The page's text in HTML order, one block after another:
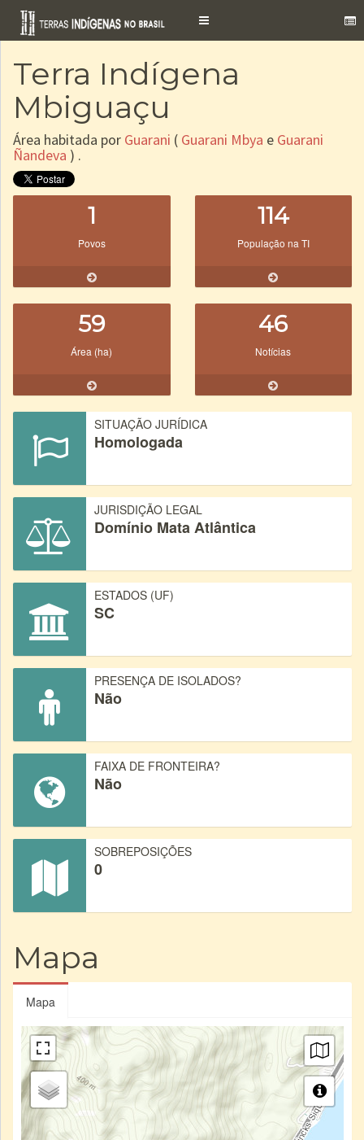
Toggle
Terra Indígena
Mbiguaçu
Área habitada por Guarani ( Guarani Mbya e Guarani
Ñandeva ) .
1
Povos
114
População na TI
59
Área (ha)
46
Notícias
SITUAÇÃO JURÍDICA
Homologada
JURISDIÇÃO LEGAL
Domínio Mata Atlântica
ESTADOS (UF)
SC
PRESENÇA DE ISOLADOS?
Não
FAIXA DE FRONTEIRA?
Não
SOBREPOSIÇÕES
0
Mapa
Mapa